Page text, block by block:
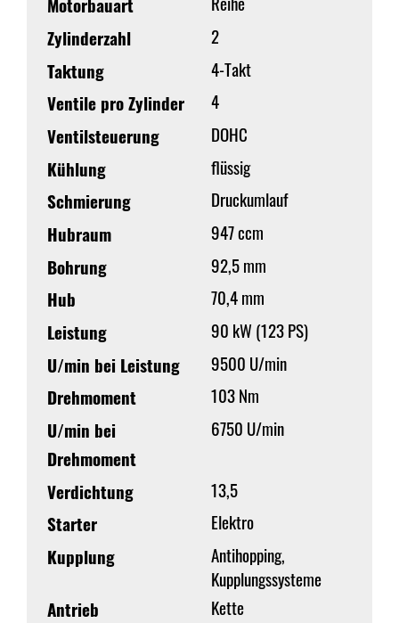
Zylinderzahl
2
Taktung
4-Takt
Ventile pro Zylinder
4
Ventilsteuerung
DOHC
Kühlung
flüssig
Schmierung
Druckumlauf
Hubraum
947 ccm
Bohrung
92,5 mm
Hub
70,4 mm
Leistung
90 kW (123 PS)
U/min bei Leistung
9500 U/min
Drehmoment
103 Nm
U/min bei
Drehmoment
6750 U/min
Verdichtung
13,5
Starter
Elektro
Kupplung
Antihopping,
Kupplungssysteme
Antrieb
Kette